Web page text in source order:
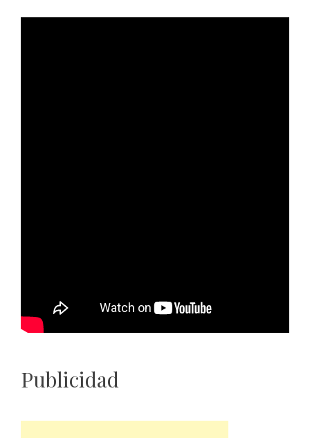
Publicidad